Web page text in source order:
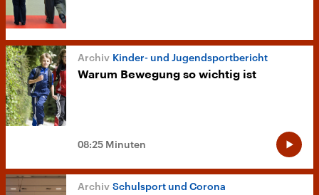
Kinder- und Jugendsportbericht
Warum Bewegung so wichtig ist
08:25 Minuten
Schulsport und Corona